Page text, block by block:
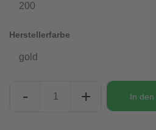
200
Herstellerfarbe
gold
- + In den